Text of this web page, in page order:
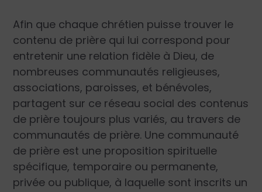
Afin que chaque chrétien puisse trouver le
contenu de prière qui lui correspond pour
entretenir une relation fidèle à Dieu, de
nombreuses communautés religieuses,
associations, paroisses, et bénévoles,
partagent sur ce réseau social des contenus
de prière toujours plus variés, au travers de
communautés de prière. Une communauté
de prière est une proposition spirituelle
spécifique, temporaire ou permanente,
privée ou publique, à laquelle sont inscrits un